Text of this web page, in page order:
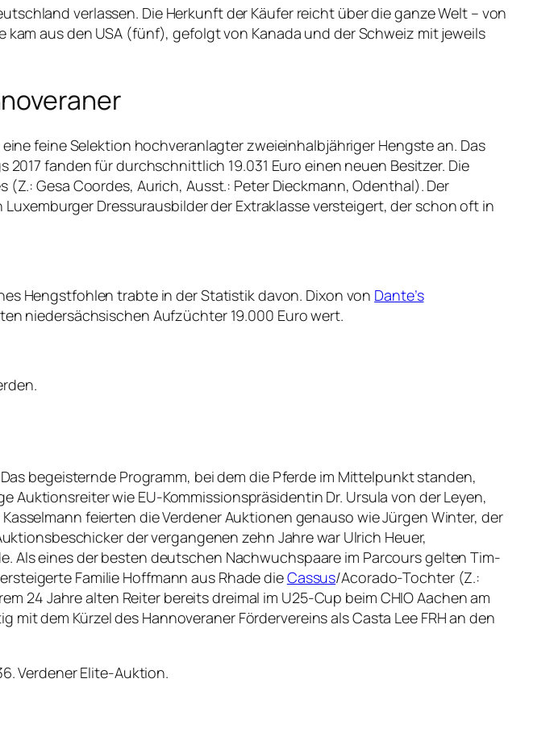
verlassen. Die Herkunft der Käufer reicht über die ganze Welt – von
aus den USA (fünf), gefolgt von Kanada und der Schweiz mit jeweils
feine Selektion hochveranlagter zweieinhalbjähriger Hengste an. Das
fanden für durchschnittlich 19.031 Euro einen neuen Besitzer. Die
(Z.: Gesa Coordes, Aurich, Ausst.: Peter Dieckmann, Odenthal). Der
Dressurausbilder der Extraklasse versteigert, der schon oft in
Hengstfohlen trabte in der Statistik davon. Dixon von Dante’s
niedersächsischen Aufzüchter 19.000 Euro wert.
begeisternde Programm, bei dem die Pferde im Mittelpunkt standen,
wie EU-Kommissionspräsidentin Dr. Ursula von der Leyen,
feierten die Verdener Auktionen genauso wie Jürgen Winter, der
der vergangenen zehn Jahre war Ulrich Heuer,
Als eines der besten deutschen Nachwuchspaare im Parcours gelten Tim-
Familie Hoffmann aus Rhade dieCassus/Acorado-Tochter (Z.:
24 Jahre alten Reiter bereits dreimal im U25-Cup beim CHIO Aachen am
dem Kürzel des Hannoveraner Fördervereins als Casta Lee FRH an den
Verdener Elite-Auktion.